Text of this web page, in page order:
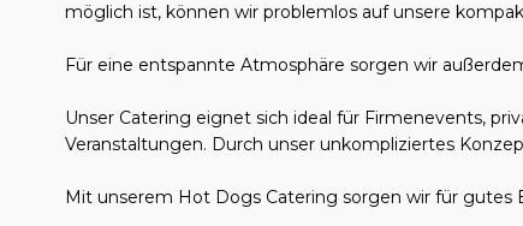
möglich ist, können wir problemlos auf unsere
Für eine entspannte Atmosphäre sorgen wir
Unser Catering eignet sich ideal für Firmenevents,
Veranstaltungen. Durch unser unkompliziertes
Mit unserem Hot Dogs Catering sorgen wir für gutes